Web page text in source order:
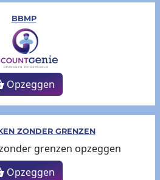
BBMP
Opzeggen
ZONDER GRENZEN
Opzeggen